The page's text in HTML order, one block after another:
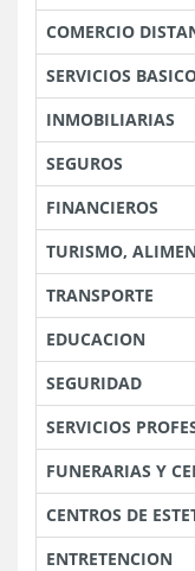
COMERCIO
SERVICIOS
INMOBILIARIAS
SEGUROS
FINANCIEROS
TURISMO,
TRANSPORTE
EDUCACION
SEGURIDAD
SERVICIOS
FUNERARIAS Y
CENTROS DE
ENTRETENCION